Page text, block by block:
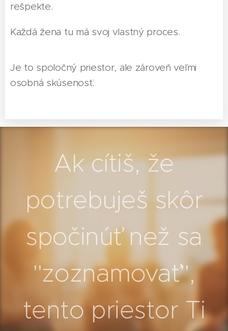
rešpekte.
Každá žena tu má svoj vlastný proces.
Je to spoločný priestor, ale zároveň veľmi
osobná skúsenosť.
Ak cítiš, že
potrebuješ skôr
spočinúť než sa
"zoznamovať",
tento priestor Ti